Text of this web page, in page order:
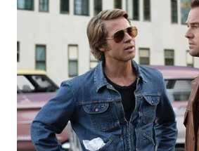
WN
WN
DAIRI
WN
DANAU
TOBA